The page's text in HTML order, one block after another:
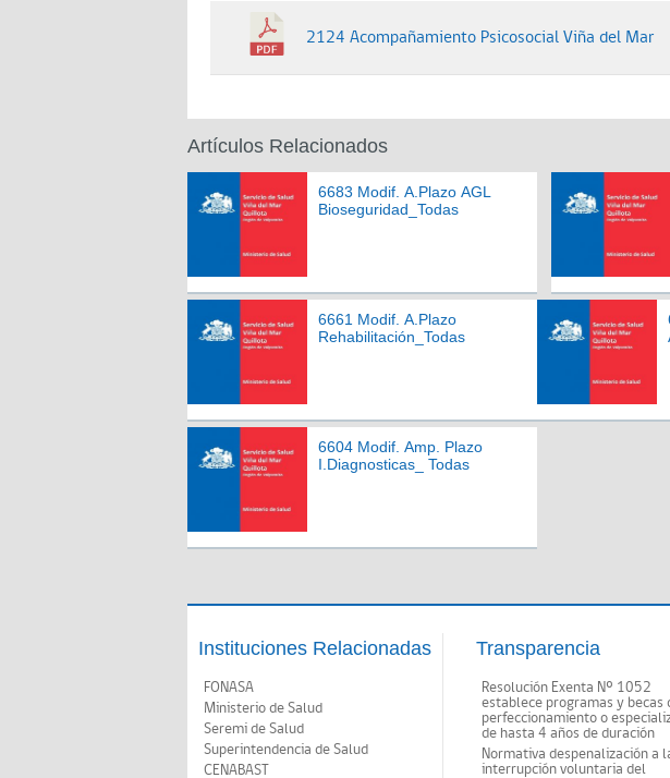
2124 Acompañamiento Psicosocial Viña del Mar
Artículos Relacionados
6683 Modif. A.Plazo AGL
Bioseguridad_Todas
6661 Modif. A.Plazo
Rehabilitación_Todas
6604 Modif. Amp. Plazo
I.Diagnosticas_ Todas
Instituciones Relacionadas
FONASA
Ministerio de Salud
Seremi de Salud
Superintendencia de Salud
CENABAST
Transparencia
Resolución Exenta Nº 1052
establece programas y becas
perfeccionamiento o
de hasta 4 años de duración
Normativa despenalización a
interrupción voluntaria del